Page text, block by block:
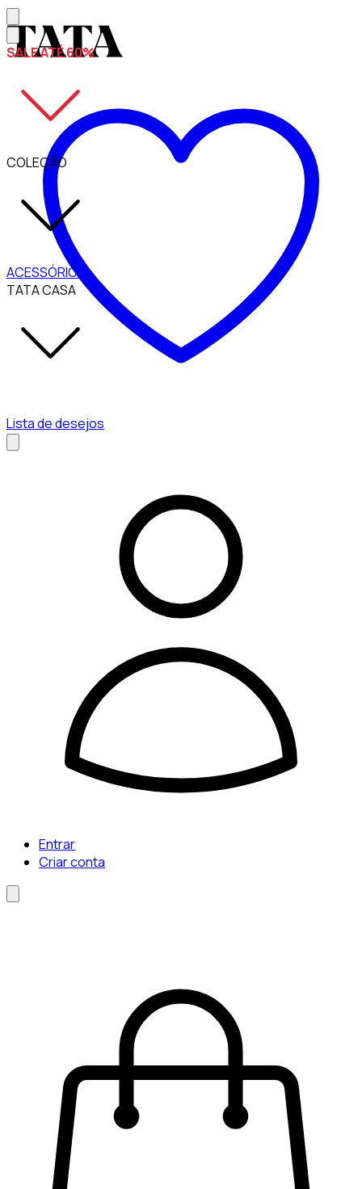
SALE ATÉ 60%
COLEÇÃO
ACESSÓRIOS
TATA CASA
Lista de desejos
Entrar
Criar conta